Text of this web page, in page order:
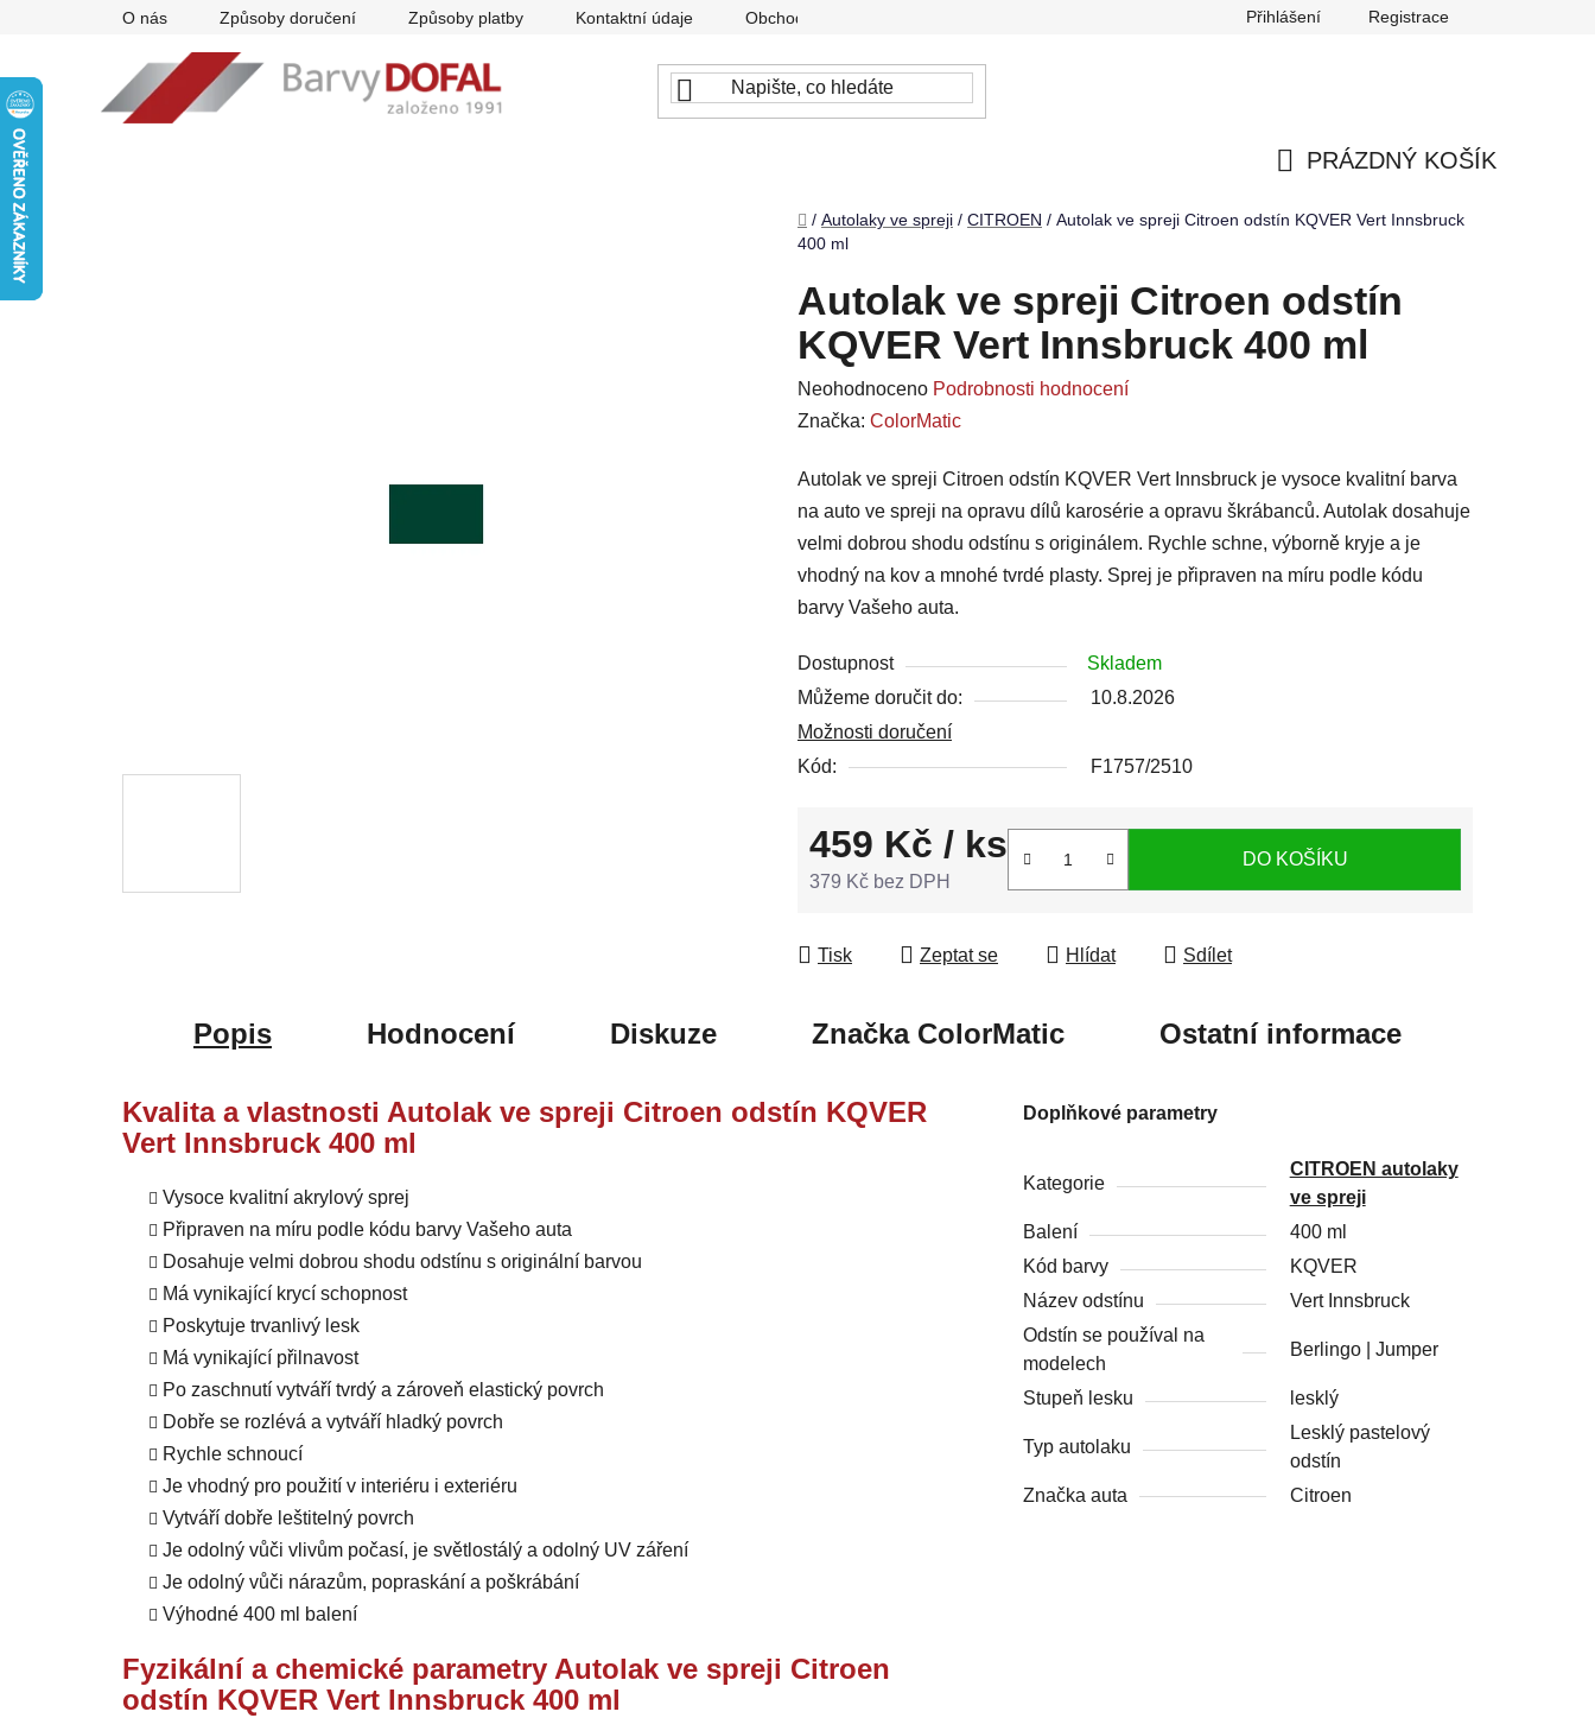
O nás Způsoby doručení Způsoby platby Kontaktní údaje Obchodní podmínky Reklamace Odstoupení od smlouvy
Přihlášení Registrace
PRÁZDNÝ KOŠÍK
Domů
/ Autolaky ve spreji / CITROEN / Autolak ve spreji Citroen odstín KQVER Vert Innsbruck
400 ml
Autolak ve spreji Citroen odstín
KQVER Vert Innsbruck 400 ml
Průměrné
hodnocení
je
0,0
z
5
hvězdiček.
Neohodnoceno Podrobnosti hodnocení
Značka: ColorMatic
Autolak ve spreji Citroen odstín KQVER Vert Innsbruck je vysoce kvalitní barva
na auto ve spreji na opravu dílů karosérie a opravu škrábanců. Autolak dosahuje
velmi dobrou shodu odstínu s originálem. Rychle schne, výborně kryje a je
vhodný na kov a mnohé tvrdé plasty. Sprej je připraven na míru podle kódu
barvy Vašeho auta.
Dostupnost
Skladem
Můžeme doručit do:
10.8.2026
Možnosti doručení
Kód:
F1757/2510
459 Kč / ks
379 Kč bez DPH
DO KOŠÍKU
Tisk Zeptat se Hlídat Sdílet
Popis Hodnocení Diskuze ZnačkaColorMatic Ostatní informace
Kvalita a vlastnosti Autolak ve spreji Citroen odstín KQVER
Vert Innsbruck 400 ml
Vysoce kvalitní akrylový sprej
Připraven na míru podle kódu barvy Vašeho auta
Dosahuje velmi dobrou shodu odstínu s originální barvou
Má vynikající krycí schopnost
Poskytuje trvanlivý lesk
Má vynikající přilnavost
Po zaschnutí vytváří tvrdý a zároveň elastický povrch
Dobře se rozlévá a vytváří hladký povrch
Rychle schnoucí
Je vhodný pro použití v interiéru i exteriéru
Vytváří dobře leštitelný povrch
Je odolný vůči vlivům počasí, je světlostálý a odolný UV záření
Je odolný vůči nárazům, popraskání a poškrábání
Výhodné 400 ml balení
Fyzikální a chemické parametry Autolak ve spreji Citroen
odstín KQVER Vert Innsbruck 400 ml
Doplňkové parametry
Kategorie
CITROEN autolaky
ve spreji
Balení
400 ml
Kód barvy
KQVER
Název odstínu
Vert Innsbruck
Odstín se používal na
modelech
Berlingo | Jumper
Stupeň lesku lesklý
Typ autolaku
Lesklý pastelový
odstín
Značka auta
Citroen